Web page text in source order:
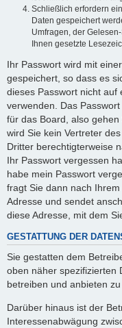
Schließlich erfordern
Daten gespeichert
Umfragen, der
Ihnen gesetzte
Ihr Passwort wird mit
gespeichert, so dass es
dieses Passwort nicht auf
verwenden. Das
für das Board, also
wird Sie kein Vertreter
Dritter berechtigterweise
Ihr Passwort vergessen
habe mein Passwort
fragt Sie dann nach
Adresse und sendet
diese Adresse, mit dem
GESTATTUNG DER
Sie gestatten dem
oben näher spezifizierten
betreiben und anbieten zu
Darüber hinaus ist der
Interessenabwägung